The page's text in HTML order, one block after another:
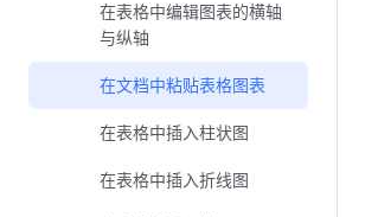
在表格中编辑图表的横轴
与纵轴
在文档中粘贴表格图表
在表格中插入柱状图
在表格中插入折线图